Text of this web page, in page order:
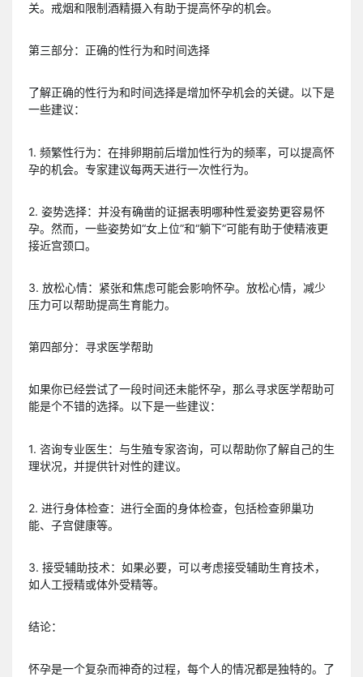
关。戒烟和限制酒精摄入有助于提高怀孕的机会。
第三部分：正确的性行为和时间选择
了解正确的性行为和时间选择是增加怀孕机会的关键。以下是
一些建议：
1. 频繁性行为：在排卵期前后增加性行为的频率，可以提高怀
孕的机会。专家建议每两天进行一次性行为。
2. 姿势选择：并没有确凿的证据表明哪种性爱姿势更容易怀
孕。然而，一些姿势如“女上位”和“躺下”可能有助于使精液更
接近宫颈口。
3. 放松心情：紧张和焦虑可能会影响怀孕。放松心情，减少
压力可以帮助提高生育能力。
第四部分：寻求医学帮助
如果你已经尝试了一段时间还未能怀孕，那么寻求医学帮助可
能是个不错的选择。以下是一些建议：
1. 咨询专业医生：与生殖专家咨询，可以帮助你了解自己的生
理状况，并提供针对性的建议。
2. 进行身体检查：进行全面的身体检查，包括检查卵巢功
能、子宫健康等。
3. 接受辅助技术：如果必要，可以考虑接受辅助生育技术，
如人工授精或体外受精等。
结论：
怀孕是一个复杂而神奇的过程，每个人的情况都是独特的。了